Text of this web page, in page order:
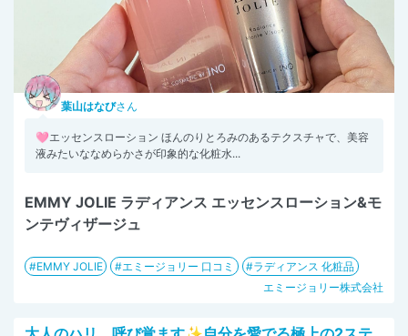
葉山はなびさん
🩷エッセンスローション ほんのりとろみのあるテクスチャで、美容
液みたいななめらかさが印象的な化粧水...
EMMY JOLIE ラディアンス エッセンスローション&モ
ンテヴィザージュ
EMMY JOLIE エミージョリー 口コミ
ラディアンス 化粧品
エミージョリー株式会社